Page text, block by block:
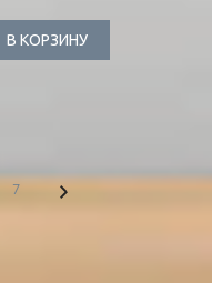
В КОРЗИНУ
7